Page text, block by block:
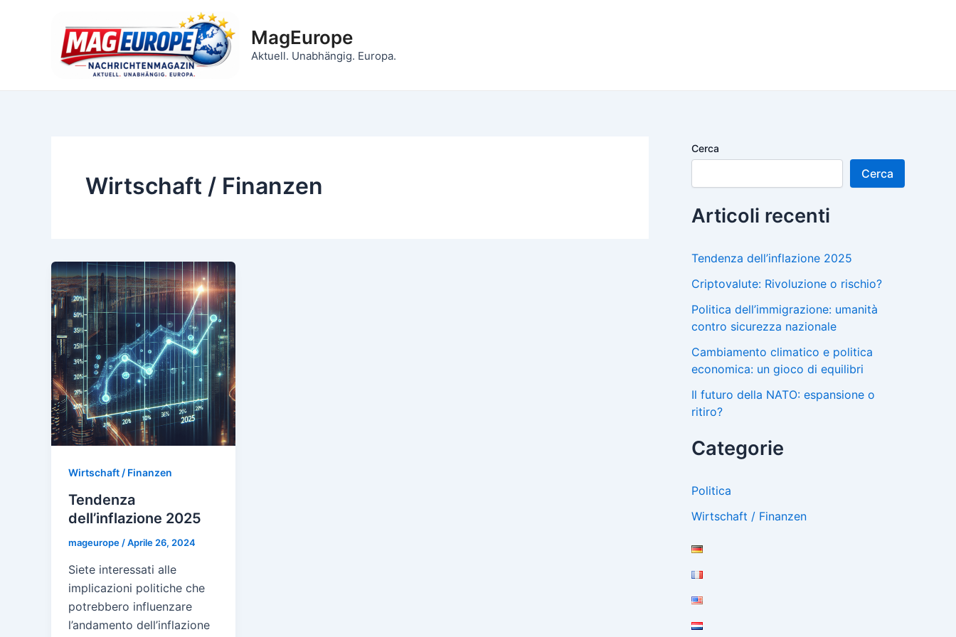
MagEurope
Aktuell. Unabhängig. Europa.
Wirtschaft / Finanzen
Wirtschaft / Finanzen
Tendenza
dell’inflazione 2025
mageurope/Aprile 26, 2024
Siete interessati alle
implicazioni politiche che
potrebbero influenzare
l’andamento dell’inflazione
Cerca
Cerca
Articoli recenti
Tendenza dell’inflazione 2025
Criptovalute: Rivoluzione o rischio?
Politica dell’immigrazione: umanità
contro sicurezza nazionale
Cambiamento climatico e politica
economica: un gioco di equilibri
Il futuro della NATO: espansione o
ritiro?
Categorie
Politica
Wirtschaft / Finanzen